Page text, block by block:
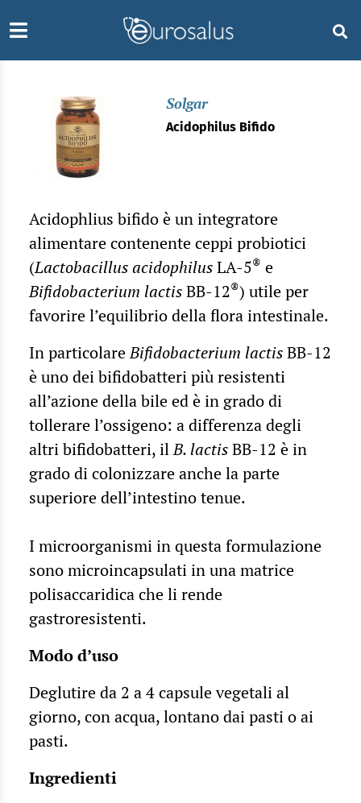
Solgar
Acidophilus Bifido
Acidophlius bifido è un integratore
alimentare contenente ceppi probiotici
(Lactobacillus acidophilusLA-5® e
Bifidobacterium lactisBB-12®) utile per
favorire l’equilibrio della flora intestinale.
In particolareBifidobacterium lactisBB-12
è uno dei bifidobatteri più resistenti
all’azione della bile ed è in grado di
tollerare l’ossigeno: a differenza degli
altri bifidobatteri, ilB. lactisBB-12 è in
grado di colonizzare anche la parte
superiore dell’intestino tenue.
I microorganismi in questa formulazione
sono microincapsulati in una matrice
polisaccaridica che li rende
gastroresistenti.
Modo d’uso
Deglutire da 2 a 4 capsule vegetali al
giorno, con acqua, lontano dai pasti o ai
pasti.
Ingredienti